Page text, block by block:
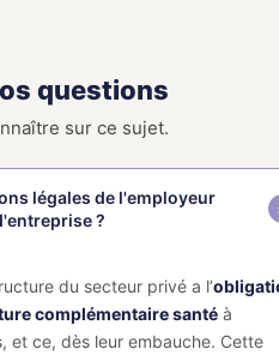
questions
sur ce sujet.
légales de l'employeur
?
du secteur privé a l’
complémentaire santé à
et ce, dès leur embauche. Cette